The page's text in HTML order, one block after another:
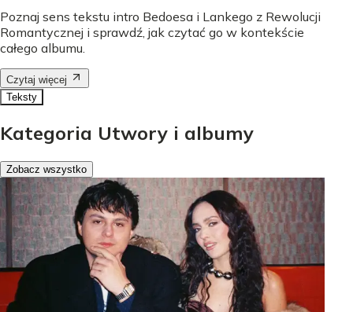
Poznaj sens tekstu intro Bedoesa i Lankego z Rewolucji
Romantycznej i sprawdź, jak czytać go w kontekście
całego albumu.
Czytaj więcej
Teksty
Kategoria Utwory i albumy
Zobacz wszystko